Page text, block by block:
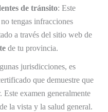
de tránsito: Este
tengas infracciones
a través del sitio web de
de tu provincia.
jurisdicciones, es
que demuestre que
Este examen generalmente
la vista y la salud general.